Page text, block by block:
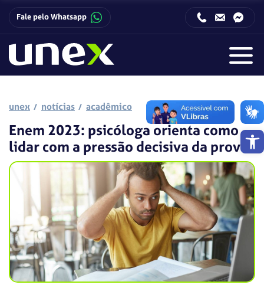
Barra
Fale pelo Whatsapp
unex notícias acadêmico
Enem 2023: psicóloga orienta como
lidar com a pressão decisiva da prova